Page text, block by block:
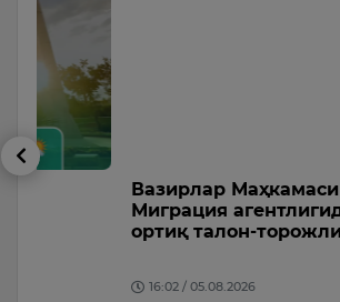
Вазирлар Маҳкамаси
Миграция агентлигида 1
ортиқ талон-торожликлар
16:02 / 05.08.2026